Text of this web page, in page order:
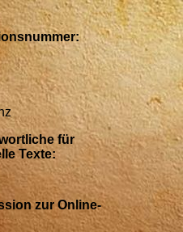
für
Texte:
zur Online-